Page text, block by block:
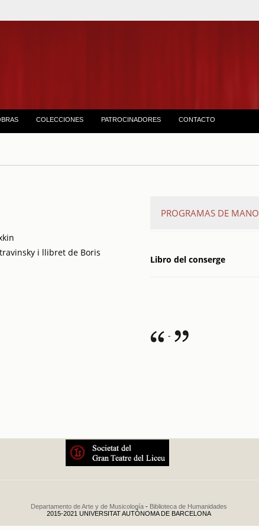
COLECCIONES PATROCINADORES CONTACTO
i llibret de Boris
PROGRAMAS DE MANO
Libro del conserge
-
Departamento de Arte y de Musicología - Biblioteca de Humanidades
2015-2021 UNIVERSITAT AUTÒNOMA DE BARCELONA